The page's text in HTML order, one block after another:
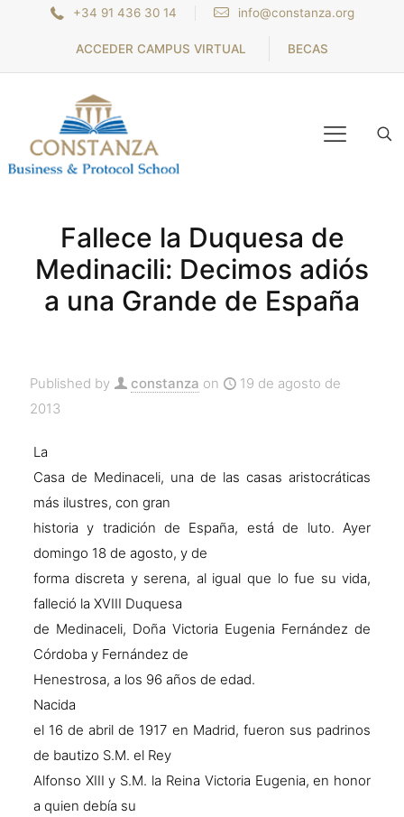
+34 91 436 30 14 info@constanza.org
ACCEDER CAMPUS VIRTUAL BECAS
Fallece la Duquesa de
Medinacili: Decimos adiós
a una Grande de España
Published by constanza on
19 de agosto de
2013
La
Casa de Medinaceli, una de las casas aristocráticas
más ilustres, con gran
historia y tradición de España, está de luto. Ayer
domingo 18 de agosto, y de
forma discreta y serena, al igual que lo fue su vida,
falleció la XVIII Duquesa
de Medinaceli, Doña Victoria Eugenia Fernández de
Córdoba y Fernández de
Henestrosa, a los 96 años de edad.
Nacida
el 16 de abril de 1917 en Madrid, fueron sus padrinos
de bautizo S.M. el Rey
Alfonso XIII y S.M. la Reina Victoria Eugenia, en honor
a quien debía su